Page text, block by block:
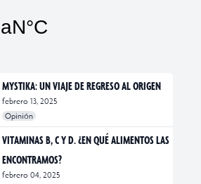
MYSTIKA: UN VIAJE DE REGRESO AL ORIGEN
febrero 13, 2025
Opinión
#exposiciones
#fotografía
VITAMINAS B, C Y D. ¿EN QUÉ ALIMENTOS LAS
ENCONTRAMOS?
febrero 04, 2025